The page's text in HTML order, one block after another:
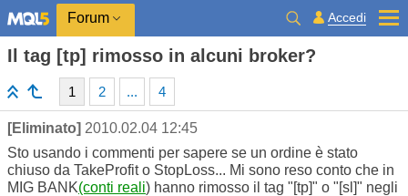
Forum Accedi
Il tag [tp] rimosso in alcuni broker?
1 2 ... 4
[Eliminato] 2010.02.04 12:45
Sto usando i commenti per sapere se un ordine è stato
chiuso da TakeProfit o StopLoss... Mi sono reso conto che in
MIG BANK(conti reali) hanno rimosso il tag "[tp]" o "[sl]" negli